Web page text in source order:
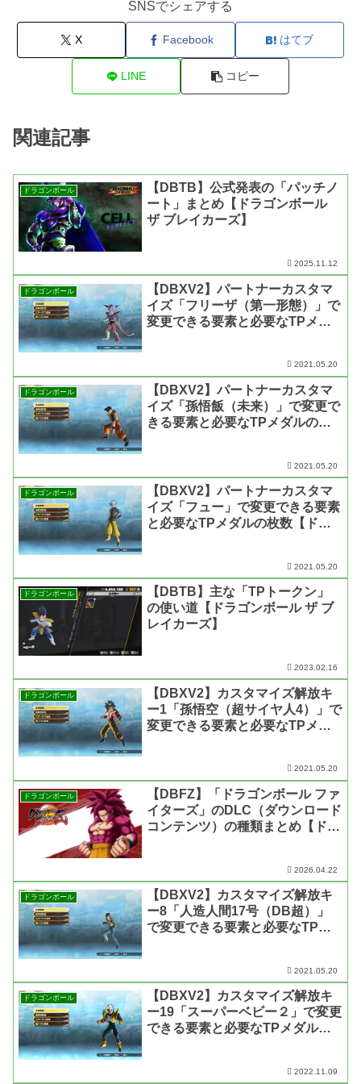
SNSでシェアする
X Facebook はてブ
LINE コピー
関連記事
ドラゴンボール
【DBTB】公式発表の「パッチノ
ート」まとめ【ドラゴンボール
ザ ブレイカーズ】
2025.11.12
ドラゴンボール
【DBXV2】パートナーカスタマ
イズ「フリーザ（第一形態）」で
変更できる要素と必要なTPメダ
2021.05.20
ドラゴンボール
【DBXV2】パートナーカスタマ
イズ「孫悟飯（未来）」で変更で
きる要素と必要なTPメダルの枚
2021.05.20
ドラゴンボール
【DBXV2】パートナーカスタマ
イズ「フュー」で変更できる要素
と必要なTPメダルの枚数【ドラ
2021.05.20
ドラゴンボール
【DBTB】主な「TPトークン」
の使い道【ドラゴンボール ザ ブ
レイカーズ】
2023.02.16
ドラゴンボール
【DBXV2】カスタマイズ解放キ
ー1「孫悟空（超サイヤ人4）」で
変更できる要素と必要なTPメダ
2021.05.20
ドラゴンボール
【DBFZ】「ドラゴンボール ファ
イターズ」のDLC（ダウンロード
コンテンツ）の種類まとめ【ドラ
2026.04.22
ドラゴンボール
【DBXV2】カスタマイズ解放キ
ー8「人造人間17号（DB超）」
で変更できる要素と必要なTPメ
2021.05.20
ドラゴンボール
【DBXV2】カスタマイズ解放キ
ー19「スーパーベビー２」で変更
できる要素と必要なTPメダルの
2022.11.09